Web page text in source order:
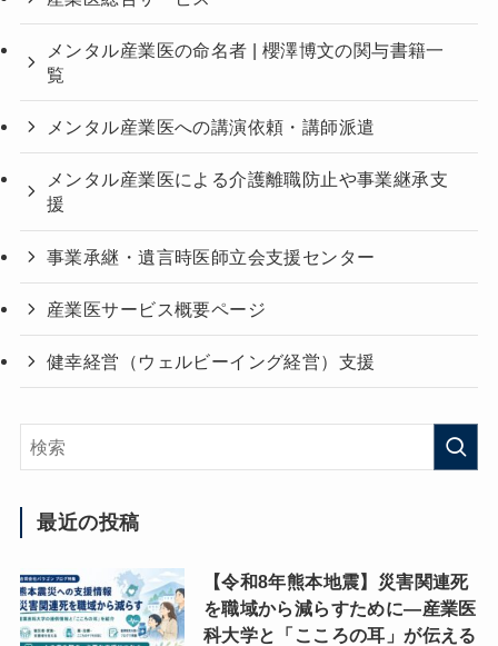
メンタル産業医の命名者 | 櫻澤博文の関与書籍一
覧
メンタル産業医への講演依頼・講師派遣
メンタル産業医による介護離職防止や事業継承支
援
事業承継・遺言時医師立会支援センター
産業医サービス概要ページ
健幸経営（ウェルビーイング経営）支援
最近の投稿
【令和8年熊本地震】災害関連死
を職域から減らすために―産業医
科大学と「こころの耳」が伝える